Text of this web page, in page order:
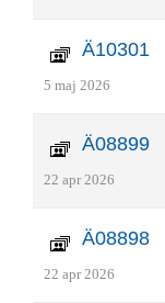
Ä10301
5 maj 2026
Ä08899
22 apr 2026
Ä08898
22 apr 2026